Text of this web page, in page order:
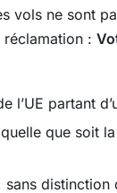
vols ne sont
:
partant
que soit
sans